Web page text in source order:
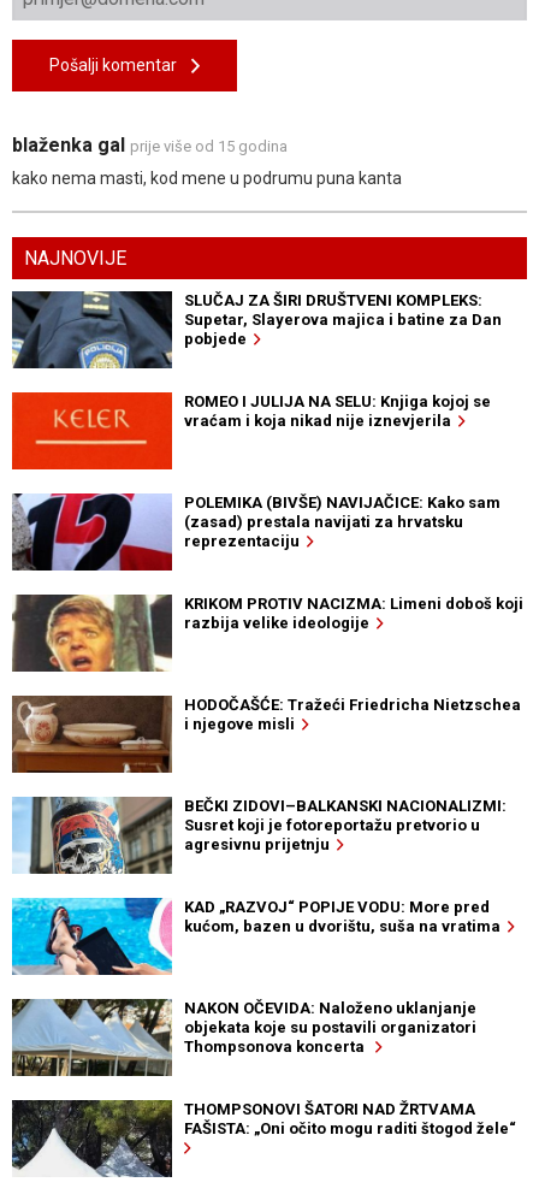
Pošalji komentar
blaženka gal prije više od 15 godina
kako nema masti, kod mene u podrumu puna kanta
NAJNOVIJE
SLUČAJ ZA ŠIRI DRUŠTVENI KOMPLEKS:
Supetar, Slayerova majica i batine za Dan
pobjede
ROMEO I JULIJA NA SELU: Knjiga kojoj se
vraćam i koja nikad nije iznevjerila
POLEMIKA (BIVŠE) NAVIJAČICE: Kako sam
(zasad) prestala navijati za hrvatsku
reprezentaciju
KRIKOM PROTIV NACIZMA: Limeni doboš koji
razbija velike ideologije
HODOČAŠĆE: Tražeći Friedricha Nietzschea
i njegove misli
BEČKI ZIDOVI–BALKANSKI NACIONALIZMI:
Susret koji je fotoreportažu pretvorio u
agresivnu prijetnju
KAD „RAZVOJ“ POPIJE VODU: More pred
kućom, bazen u dvorištu, suša na vratima
NAKON OČEVIDA: Naloženo uklanjanje
objekata koje su postavili organizatori
Thompsonova koncerta
THOMPSONOVI ŠATORI NAD ŽRTVAMA
FAŠISTA: „Oni očito mogu raditi štogod žele“